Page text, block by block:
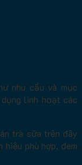
nhu cầu và mục
linh hoạt các
trà sữa trên đây
hiệu phù hợp, đem